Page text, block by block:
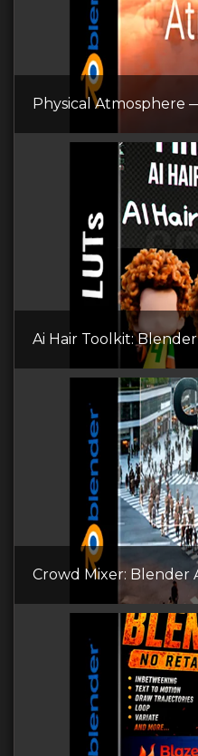
Physical Atmosphere
Ai Hair Toolkit:
Crowd Mixer: Blender